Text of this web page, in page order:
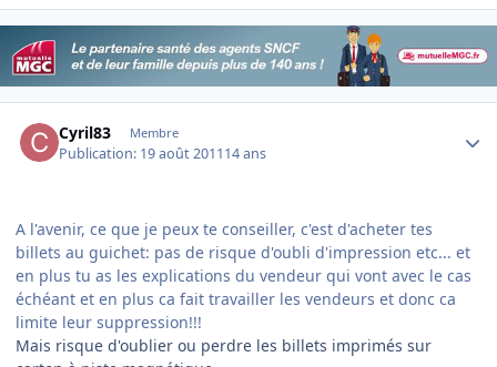
Cyril83 Membre
Publication: 19 août 201114 ans
A l'avenir, ce que je peux te conseiller, c'est d'acheter tes
billets au guichet: pas de risque d'oubli d'impression etc... et
en plus tu as les explications du vendeur qui vont avec le cas
échéant et en plus ca fait travailler les vendeurs et donc ca
limite leur suppression!!!
Mais risque d'oublier ou perdre les billets imprimés sur